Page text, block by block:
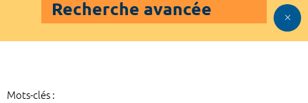
Recherche avancée
Mots-clés :